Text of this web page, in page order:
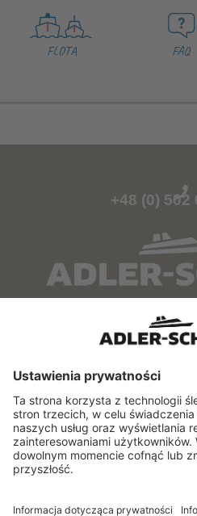
FLOTA FAQ
+48 (0) 502
Kontakt
Punkty przedsprzedaży
Flota
INFORMACJE